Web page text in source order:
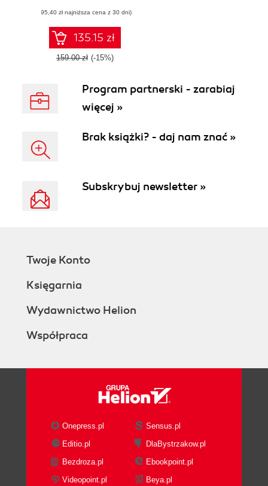
(95,40 zł najniższa cena z 30 dni)
135.15 zł
159.00 zł (-15%)
Program partnerski - zarabiaj
więcej »
Brak książki? - daj nam znać »
Subskrybuj newsletter »
Twoje Konto
Księgarnia
Wydawnictwo Helion
Współpraca
Onepress.pl
Sensus.pl
Editio.pl
DlaBystrzakow.pl
Bezdroza.pl
Ebookpoint.pl
Videopoint.pl
Beya.pl